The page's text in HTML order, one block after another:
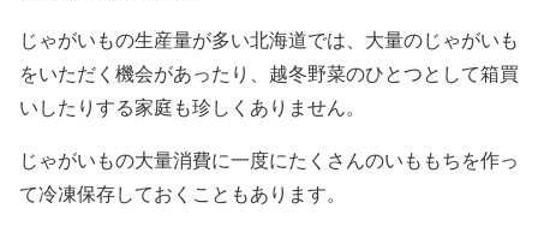
じゃがいもの生産量が多い北海道では、大量のじゃがいも
をいただく機会があったり、越冬野菜のひとつとして箱買
いしたりする家庭も珍しくありません。
じゃがいもの大量消費に一度にたくさんのいももちを作っ
て冷凍保存しておくこともあります。